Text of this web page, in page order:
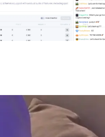
Tarifas de transacción más bajas
<0.15%